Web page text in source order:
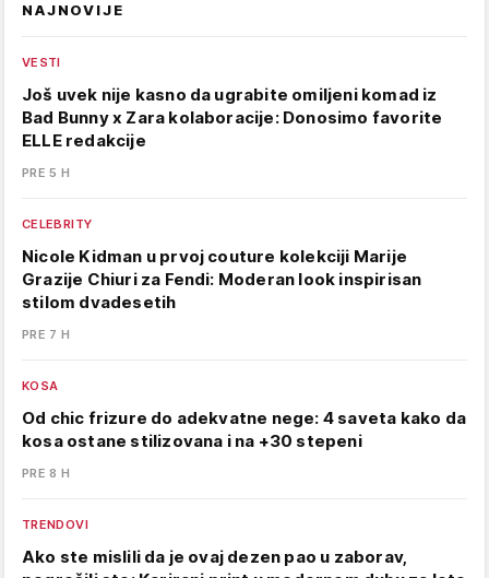
NAJNOVIJE
VESTI
Još uvek nije kasno da ugrabite omiljeni komad iz
Bad Bunny x Zara kolaboracije: Donosimo favorite
ELLE redakcije
PRE 5 H
CELEBRITY
Nicole Kidman u prvoj couture kolekciji Marije
Grazije Chiuri za Fendi: Moderan look inspirisan
stilom dvadesetih
PRE 7 H
KOSA
Od chic frizure do adekvatne nege: 4 saveta kako da
kosa ostane stilizovana i na +30 stepeni
PRE 8 H
TRENDOVI
Ako ste mislili da je ovaj dezen pao u zaborav,